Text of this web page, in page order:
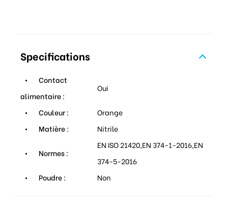
Specifications
Contact
alimentaire :
Oui
Couleur :
Orange
Matière :
Nitrile
Normes :
EN ISO 21420,EN 374-1-2016,EN
374-5-2016
Poudre :
Non